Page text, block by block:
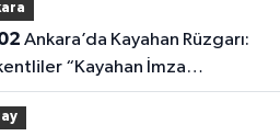
“Kayahan İmza
Buluştu